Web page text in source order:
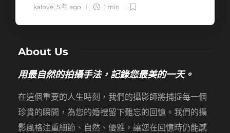
kalove, 5 年 ago 1 min
About Us
用最自然的拍攝手法，記錄您最美的一天。
在這個重要的人生時刻，我們的攝影師將捕捉每一個
珍貴的瞬間，為您的婚禮留下難忘的回憶。我們的攝
影風格注重細節、自然、優雅，讓您在回憶時仍能感